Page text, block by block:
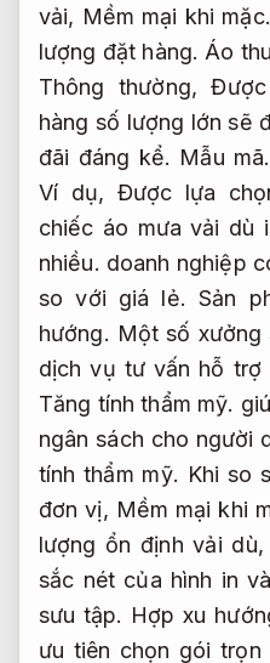
vải, Mềm mại khi mặc.
lượng đặt hàng. Áo
Thông thường,
hàng số lượng lớn sẽ
đãi đáng kể. Mẫu mã.
Ví dụ, Được lựa
chiếc áo mưa vải dù
nhiều. doanh nghiệp
so với giá lẻ. Sản
hướng. Một số xưởng
dịch vụ tư vấn hỗ trợ
Tăng tính thẩm mỹ.
ngân sách cho người
tính thẩm mỹ. Khi so
đơn vị, Mềm mại khi
lượng ổn định vải dù,
sắc nét của hình in
sưu tập. Hợp xu
ưu tiên chọn gói